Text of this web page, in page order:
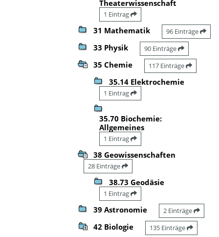
Theaterwissenschaft
1 Eintrag
31 Mathematik 96 Einträge
33 Physik 90 Einträge
35 Chemie 117 Einträge
35.14 Elektrochemie
1 Eintrag
35.70 Biochemie:
Allgemeines
1 Eintrag
38 Geowissenschaften
28 Einträge
38.73 Geodäsie
1 Eintrag
39 Astronomie 2 Einträge
42 Biologie 135 Einträge